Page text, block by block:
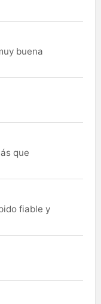
buena
que
fiable y